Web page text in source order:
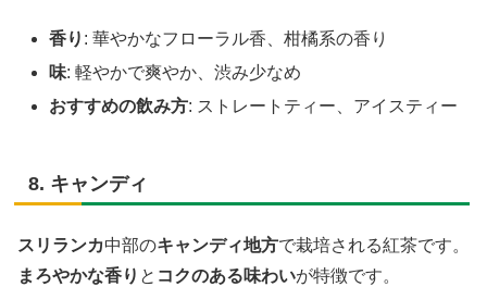
香り : 華やかなフローラル香、柑橘系の香り
味: 軽やかで爽やか、渋み少なめ
おすすめの飲み方: ストレートティー、アイスティー
8. キャンディ
スリランカ中部のキャンディ地方で栽培される紅茶です。
まろやかな香り と コクのある味わいが特徴です。